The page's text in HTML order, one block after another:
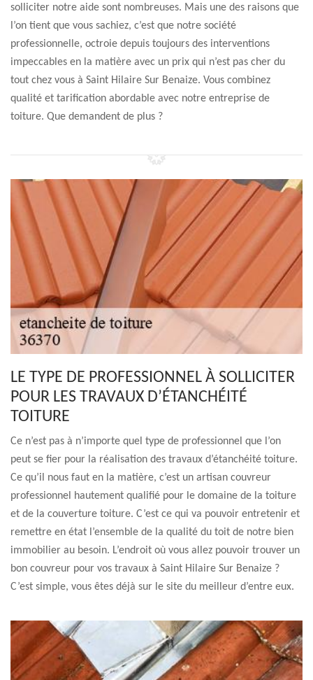
solliciter notre aide sont nombreuses. Mais une des raisons que
l’on tient que vous sachiez, c’est que notre société
professionnelle, octroie depuis toujours des interventions
impeccables en la matière avec un prix qui n’est pas cher du
tout chez vous à Saint Hilaire Sur Benaize. Vous combinez
qualité et tarification abordable avec notre entreprise de
toiture. Que demandent de plus ?
LE TYPE DE PROFESSIONNEL À SOLLICITER
POUR LES TRAVAUX D’ÉTANCHÉITÉ
TOITURE
Ce n’est pas à n’importe quel type de professionnel que l’on
peut se fier pour la réalisation des travaux d’étanchéité toiture.
Ce qu’il nous faut en la matière, c’est un artisan couvreur
professionnel hautement qualifié pour le domaine de la toiture
et de la couverture toiture. C’est ce qui va pouvoir entretenir et
remettre en état l’ensemble de la qualité du toit de notre bien
immobilier au besoin. L’endroit où vous allez pouvoir trouver un
bon couvreur pour vos travaux à Saint Hilaire Sur Benaize ?
C’est simple, vous êtes déjà sur le site du meilleur d’entre eux.